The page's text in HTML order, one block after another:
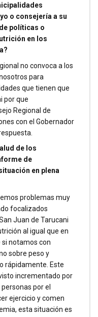
o consejería a su
políticas o
en los
no convoca a los
para
que tienen que
por que
Regional de
con el Gobernador
de los
de
en plena
problemas muy
focalizados
Juan de Tarucani
al igual que en
si notamos con
sobre peso y
rápidamente. Este
incrementado por
por el
ejercicio y comen
esta situación es